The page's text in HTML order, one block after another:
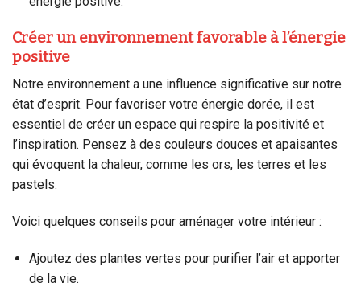
Créer un environnement favorable à l’énergie
positive
Notre environnement a une influence significative sur notre
état d’esprit. Pour favoriser votre énergie dorée, il est
essentiel de créer un espace qui respire la positivité et
l’inspiration. Pensez à des couleurs douces et apaisantes
qui évoquent la chaleur, comme les ors, les terres et les
pastels.
Voici quelques conseils pour aménager votre intérieur :
Ajoutez des plantes vertes pour purifier l’air et apporter
de la vie.